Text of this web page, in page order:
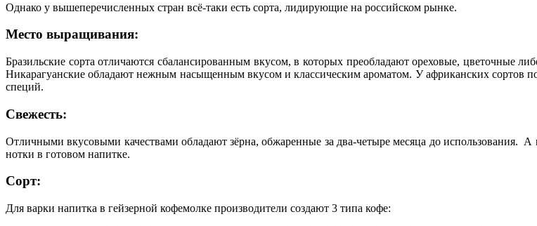
Однако у вышеперечисленных стран всё-таки есть сорта, лидирующие на российском рынке.
Место выращивания:
Бразильские сорта отличаются сбалансированным вкусом, в которых преобладают ореховые, цветочные
Никарагуанские обладают нежным насыщенным вкусом и классическим ароматом. У африканских сортов
специй.
Свежесть:
Отличными вкусовыми качествами обладают зёрна, обжаренные за два-четыре месяца до использования. А
нотки в готовом напитке.
Сорт:
Для варки напитка в гейзерной кофемолке производители создают 3 типа кофе: